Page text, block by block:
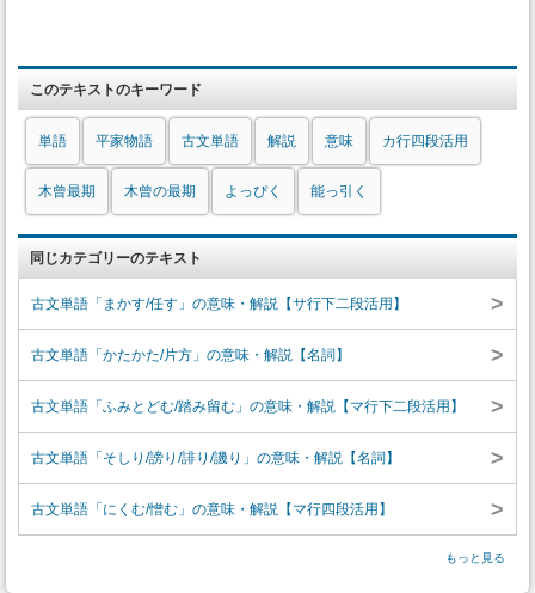
このテキストのキーワード
単語 平家物語 古文単語 解説 意味 カ行四段活用
木曾最期 木曾の最期 よっぴく 能っ引く
同じカテゴリーのテキスト
古文単語「まかす/任す」の意味・解説【サ行下二段活用】 >
古文単語「かたかた/片方」の意味・解説【名詞】 >
古文単語「ふみとどむ/踏み留む」の意味・解説【マ行下二段活用】 >
古文単語「そしり/謗り/誹り/譏り」の意味・解説【名詞】 >
古文単語「にくむ/憎む」の意味・解説【マ行四段活用】 >
もっと見る